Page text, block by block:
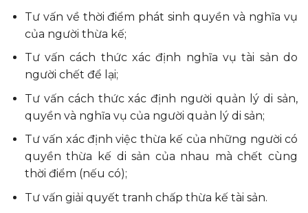
Tư vấn về thời điểm phát sinh quyền và nghĩa vụ
của người thừa kế;
Tư vấn cách thức xác định nghĩa vụ tài sản do
người chết để lại;
Tư vấn cách thức xác định người quản lý di sản,
quyền và nghĩa vụ của người quản lý di sản;
Tư vấn xác định việc thừa kế của những người có
quyền thừa kế di sản của nhau mà chết cùng
thời điểm (nếu có);
Tư vấn giải quyết tranh chấp thừa kế tài sản.